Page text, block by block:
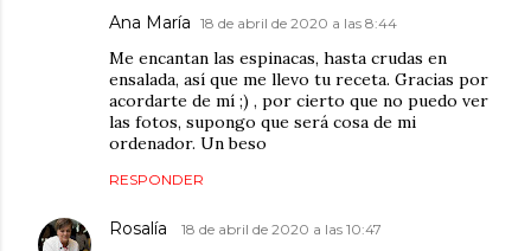
Ana María 18 de abril de 2020 a las 8:44
Me encantan las espinacas, hasta crudas en
ensalada, así que me llevo tu receta. Gracias por
acordarte de mí ;) , por cierto que no puedo ver
las fotos, supongo que será cosa de mi
ordenador. Un beso
RESPONDER
Rosalía 18 de abril de 2020 a las 10:47